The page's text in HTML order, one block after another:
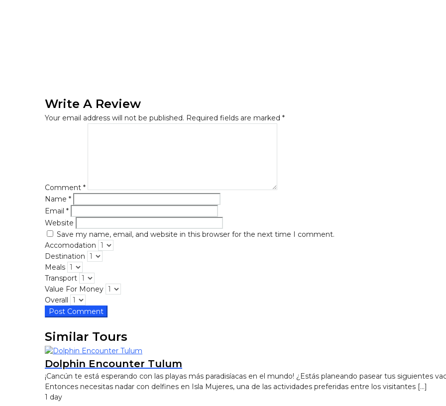
Write A Review
Your email address will not be published. Required fields are marked *
Comment *
Name *
Email *
Website
Save my name, email, and website in this browser for the next time I comment.
Accomodation
Destination
Meals
Transport
Value For Money
Overall
Similar Tours
Dolphin Encounter Tulum
¡Cancún te está esperando con las playas más paradisíacas en el mundo! ¿Estás planeando pasear tus siguientes
Entonces necesitas nadar con delfines en Isla Mujeres, una de las actividades preferidas entre los visitantes […]
1 day